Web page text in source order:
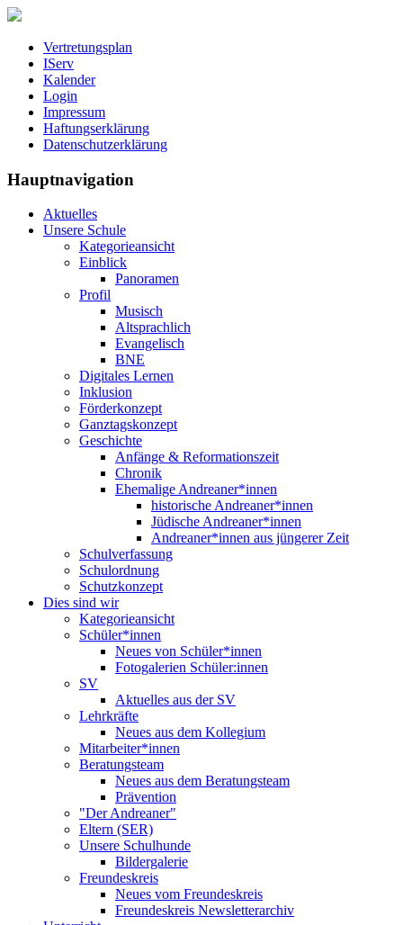
Vertretungsplan
IServ
Kalender
Login
Impressum
Haftungserklärung
Datenschutzerklärung
Hauptnavigation
Aktuelles
Unsere Schule
Kategorieansicht
Einblick
Panoramen
Profil
Musisch
Altsprachlich
Evangelisch
BNE
Digitales Lernen
Inklusion
Förderkonzept
Ganztagskonzept
Geschichte
Anfänge & Reformationszeit
Chronik
Ehemalige Andreaner*innen
historische Andreaner*innen
Jüdische Andreaner*innen
Andreaner*innen aus jüngerer Zeit
Schulverfassung
Schulordnung
Schutzkonzept
Dies sind wir
Kategorieansicht
Schüler*innen
Neues von Schüler*innen
Fotogalerien Schüler:innen
SV
Aktuelles aus der SV
Lehrkräfte
Neues aus dem Kollegium
Mitarbeiter*innen
Beratungsteam
Neues aus dem Beratungsteam
Prävention
"Der Andreaner"
Eltern (SER)
Unsere Schulhunde
Bildergalerie
Freundeskreis
Neues vom Freundeskreis
Freundeskreis Newsletterarchiv